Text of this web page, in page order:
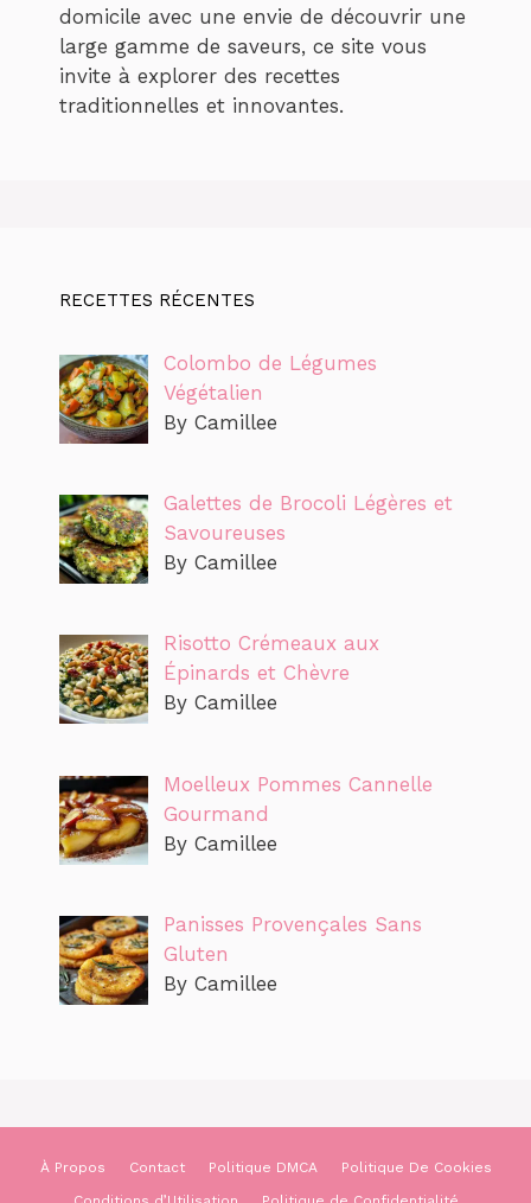
domicile avec une envie de découvrir une
large gamme de saveurs, ce site vous
invite à explorer des recettes
traditionnelles et innovantes.
RECETTES RÉCENTES
Colombo de Légumes
Végétalien
By Camillee
Galettes de Brocoli Légères et
Savoureuses
By Camillee
Risotto Crémeaux aux
Épinards et Chèvre
By Camillee
Moelleux Pommes Cannelle
Gourmand
By Camillee
Panisses Provençales Sans
Gluten
By Camillee
À Propos Contact Politique DMCA
Politique De Cookies